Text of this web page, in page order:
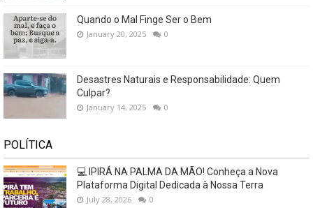
Quando o Mal Finge Ser o Bem
January 20, 2025 0
Desastres Naturais e Responsabilidade: Quem
Culpar?
January 14, 2025 0
POLÍTICA
💻 IPIRÁ NA PALMA DA MÃO! Conheça a Nova
Plataforma Digital Dedicada à Nossa Terra
July 28, 2026 0